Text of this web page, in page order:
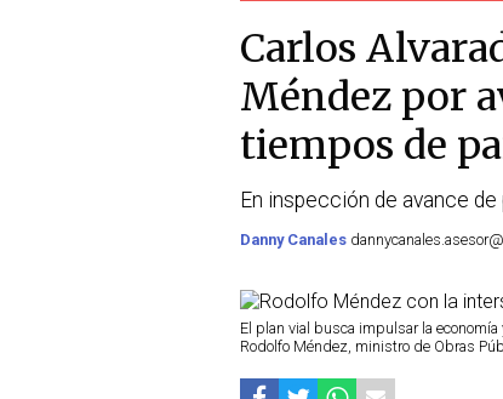
Carlos
Méndez por
tiempos de
En inspección de avance
Danny Canales
El plan vial busca impulsar la
Rodolfo Méndez, ministro de Obras